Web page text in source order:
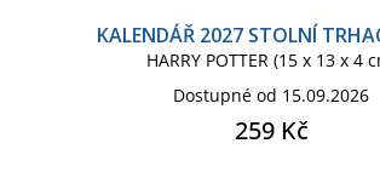
KALENDÁŘ 2027 STOLNÍ
HARRY POTTER (15 x 13 x 4
Dostupné od 15.09.2026
259 Kč